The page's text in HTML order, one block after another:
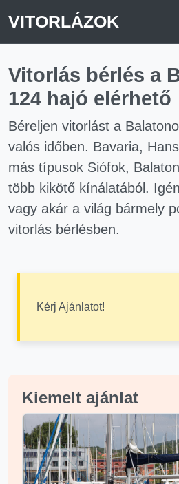
VITORLÁZOK
Vitorlás bérlés a
124 hajó elérhető
Béreljen vitorlást a
valós időben. Bavaria,
más típusok Siófok,
több kikötő kínálatából.
vagy akár a világ bármely
vitorlás bérlésben.
Kérj Ajánlatot!
Kiemelt ajánlat